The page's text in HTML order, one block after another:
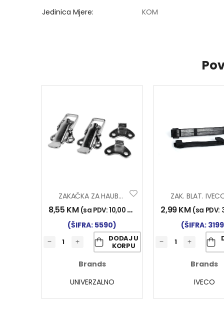
Jedinica Mjere KOM
ZAKAČKA ZA HAUBU 2/1
8,55 KM (sa PDV:10,00 KM
(ŠIFRA: 5590)
DODAJ U
KORPU
Brands
UNIVERZALNO
2,99KM (sa PDV:
(ŠIFRA:
Brands
IVECO